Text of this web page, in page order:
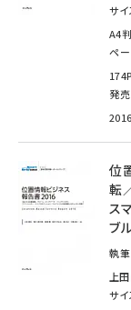
サイ
A4判
ペ
174P
発
位
転
ス
ブ
執
上
サイ